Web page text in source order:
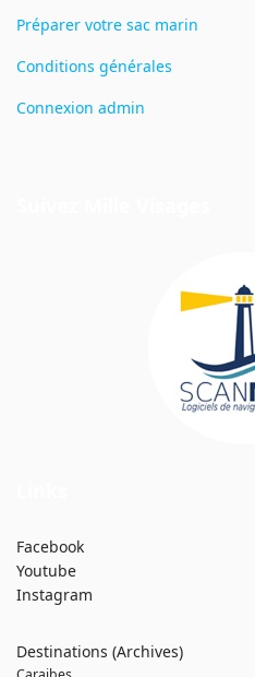
Préparer votre sac marin
Conditions générales
Connexion admin
Facebook
Youtube
Instagram
Destinations (Archives)